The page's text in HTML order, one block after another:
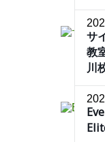
サ
教
川